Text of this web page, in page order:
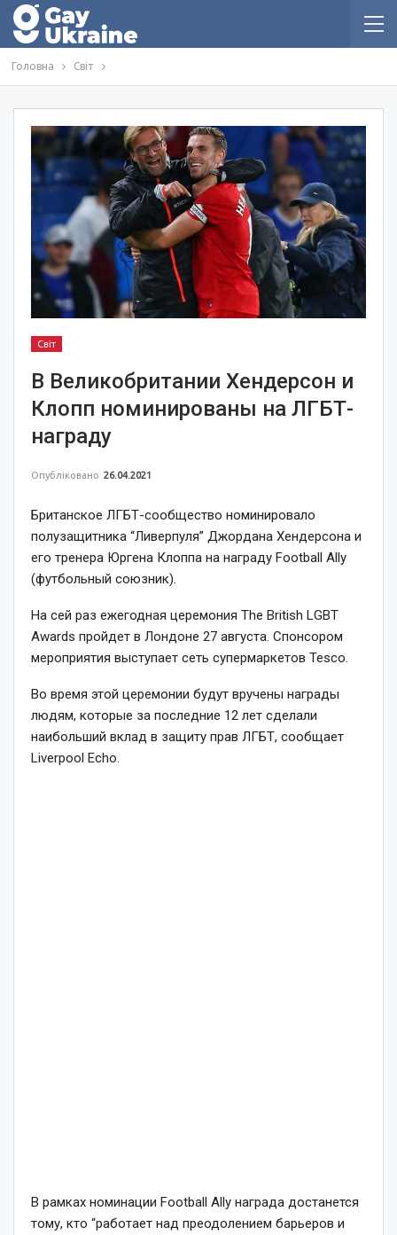
Головна Світ
Світ
В Великобритании Хендерсон и
Клопп номинированы на ЛГБТ-
награду
Опубліковано 26.04.2021
Британское ЛГБТ-сообщество номинировало
полузащитника “Ливерпуля” Джордана Хендерсона и
его тренера Юргена Клоппа на награду Football Ally
(футбольный союзник).
На сей раз ежегодная церемония The British LGBT
Awards пройдет в Лондоне 27 августа. Спонсором
мероприятия выступает сеть супермаркетов Tesco.
Во время этой церемонии будут вручены награды
людям, которые за последние 12 лет сделали
наибольший вклад в защиту прав ЛГБТ, сообщает
Liverpool Echo.
В рамках номинации Football Ally награда достанется
тому, кто “работает над преодолением барьеров и